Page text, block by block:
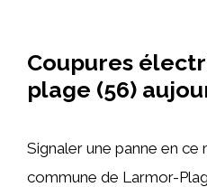
Coupures
plage (56)
Signaler une panne en
commune de Larmor-